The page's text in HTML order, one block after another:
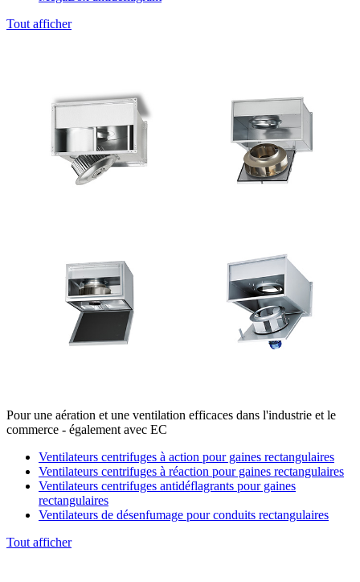
Tout afficher
Pour une aération et une ventilation efficaces dans l'industrie et le
commerce - également avec EC
Ventilateurs centrifuges à action pour gaines rectangulaires
Ventilateurs centrifuges à réaction pour gaines rectangulaires
Ventilateurs centrifuges antidéflagrants pour gaines
rectangulaires
Ventilateurs de désenfumage pour conduits rectangulaires
Tout afficher